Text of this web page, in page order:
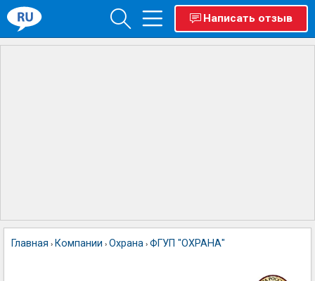
Написать отзыв
Главная › Компании › Охрана › ФГУП "ОХРАНА"